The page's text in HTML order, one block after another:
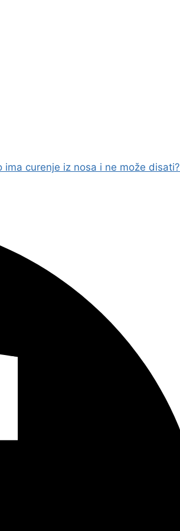
curenje iz nosa i ne može disati?